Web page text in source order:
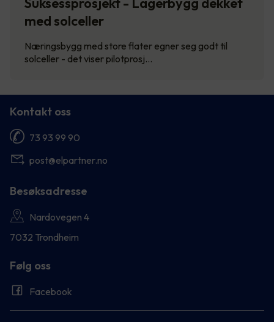
med solceller
Næringsbygg med store flater egner seg godt til
solceller - det viser pilotprosj…
Kontakt oss
73 93 99 90
post@elpartner.no
Besøksadresse
Nardovegen 4
7032 Trondheim
Følg oss
Facebook